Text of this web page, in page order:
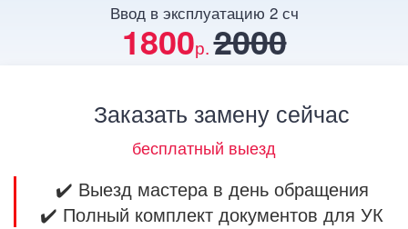
Ввод в эксплуатацию 2 сч
1800р. 2000
Заказать замену сейчас
бесплатный выезд
✔️ Выезд мастера в день обращения
✔️ Полный комплект документов для УК